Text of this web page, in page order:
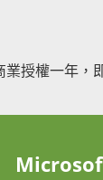
授權一年